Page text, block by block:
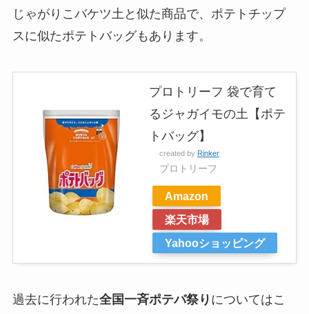
じゃがりこバケツ土と似た商品で、ポテトチップ
スに似たポテトバッグもあります。
プロトリーフ 袋で育て
るジャガイモの土【ポテ
トバッグ】
created by Rinker
プロトリーフ
Amazon
楽天市場
Yahooショッピング
過去に行われた全国一斉ポテバ祭り についてはこ